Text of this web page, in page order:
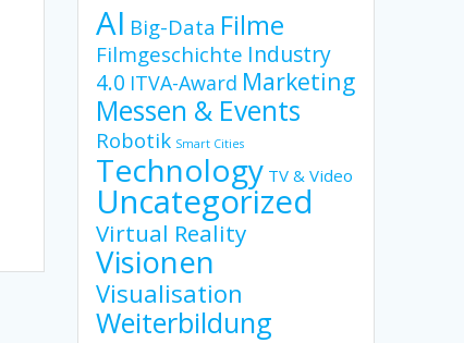
AI Big-Data Filme
Filmgeschichte Industry
4.0 ITVA-Award Marketing
Messen & Events
Robotik Smart Cities
Technology TV & Video
Uncategorized
Virtual Reality
Visionen
Visualisation
Weiterbildung